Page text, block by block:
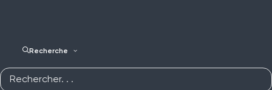
Recherche
Solutions De Sécurité